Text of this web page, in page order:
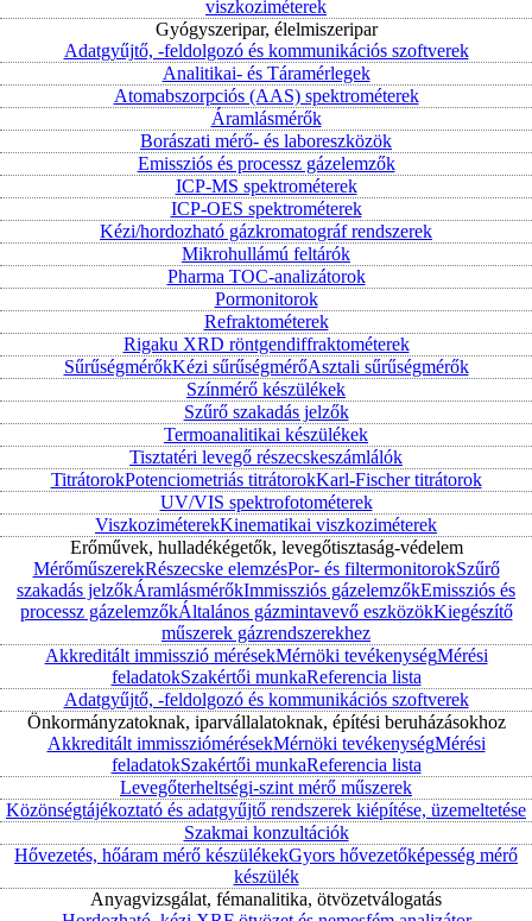
viszkoziméterek
Gyógyszeripar, élelmiszeripar
Adatgyűjtő, -feldolgozó és kommunikációs szoftverek
Analitikai- és Táramérlegek
Atomabszorpciós (AAS) spektrométerek
Áramlásmérők
Borászati mérő- és laboreszközök
Emissziós és processz gázelemzők
ICP-MS spektrométerek
ICP-OES spektrométerek
Kézi/hordozható gázkromatográf rendszerek
Mikrohullámú feltárók
Pharma TOC-analizátorok
Pormonitorok
Refraktométerek
Rigaku XRD röntgendiffraktométerek
SűrűségmérőkKézi sűrűségmérőAsztali sűrűségmérők
Színmérő készülékek
Szűrő szakadás jelzők
Termoanalitikai készülékek
Tisztatéri levegő részecskeszámlálók
TitrátorokPotenciometriás titrátorokKarl-Fischer titrátorok
UV/VIS spektrofotométerek
ViszkoziméterekKinematikai viszkoziméterek
Erőművek, hulladékégetők, levegőtisztaság-védelem
MérőműszerekRészecske elemzésPor- és filtermonitorokSzűrő
szakadás jelzőkÁramlásmérőkImmissziós gázelemzőkEmissziós és
processz gázelemzőkÁltalános gázmintavevő eszközökKiegészítő
műszerek gázrendszerekhez
Akkreditált immisszió mérésekMérnöki tevékenységMérési
feladatokSzakértői munkaReferencia lista
Adatgyűjtő, -feldolgozó és kommunikációs szoftverek
Önkormányzatoknak, iparvállalatoknak, építési beruházásokhoz
Akkreditált immissziómérésekMérnöki tevékenységMérési
feladatokSzakértői munkaReferencia lista
Levegőterheltségi-szint mérő műszerek
Közönségtájékoztató és adatgyűjtő rendszerek kiépítése, üzemeltetése
Szakmai konzultációk
Hővezetés, hőáram mérő készülékekGyors hővezetőképesség mérő
készülék
Anyagvizsgálat, fémanalitika, ötvözetválogatás